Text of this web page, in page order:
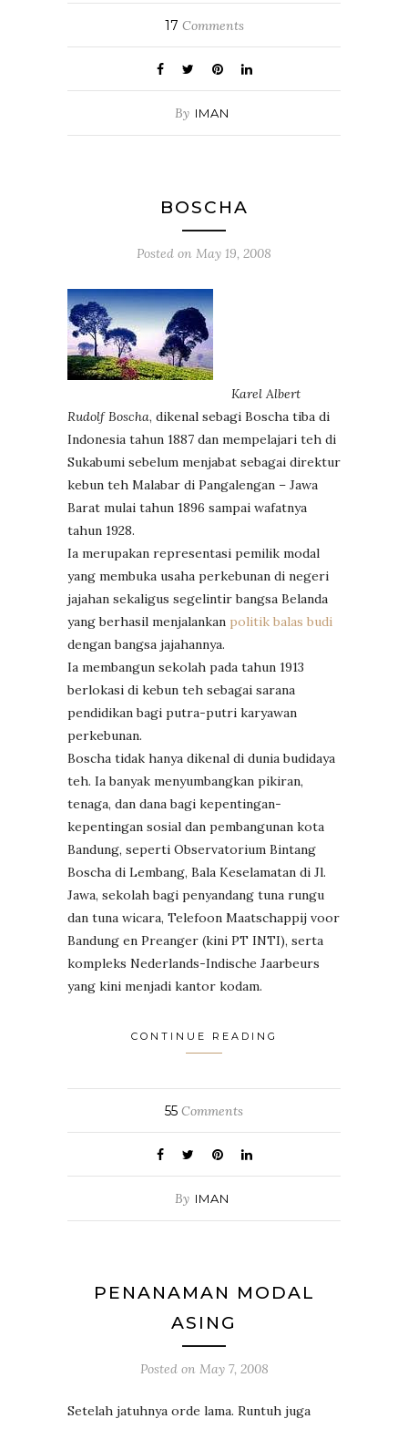
17 Comments
By IMAN
BOSCHA
Posted on May 19, 2008
Karel Albert
Rudolf Boscha, dikenal sebagi Boscha tiba di
Indonesia tahun 1887 dan mempelajari teh di
Sukabumi sebelum menjabat sebagai direktur
kebun teh Malabar di Pangalengan – Jawa
Barat mulai tahun 1896 sampai wafatnya
tahun 1928.
Ia merupakan representasi pemilik modal
yang membuka usaha perkebunan di negeri
jajahan sekaligus segelintir bangsa Belanda
yang berhasil menjalankan politik balas budi
dengan bangsa jajahannya.
Ia membangun sekolah pada tahun 1913
berlokasi di kebun teh sebagai sarana
pendidikan bagi putra-putri karyawan
perkebunan.
Boscha tidak hanya dikenal di dunia budidaya
teh. Ia banyak menyumbangkan pikiran,
tenaga, dan dana bagi kepentingan-
kepentingan sosial dan pembangunan kota
Bandung, seperti Observatorium Bintang
Boscha di Lembang, Bala Keselamatan di Jl.
Jawa, sekolah bagi penyandang tuna rungu
dan tuna wicara, Telefoon Maatschappij voor
Bandung en Preanger (kini PT INTI), serta
kompleks Nederlands-Indische Jaarbeurs
yang kini menjadi kantor kodam.
CONTINUE READING
55 Comments
By IMAN
PENANAMAN MODAL
ASING
Posted on May 7, 2008
Setelah jatuhnya orde lama. Runtuh juga